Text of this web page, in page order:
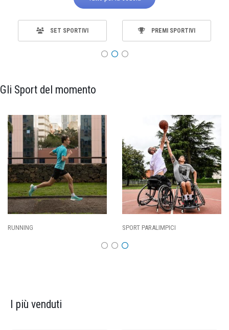
SET SPORTIVI PREMI SPORTIVI
Gli Sport del momento
SPORT PARALIMPICI CALCIO
I più venduti